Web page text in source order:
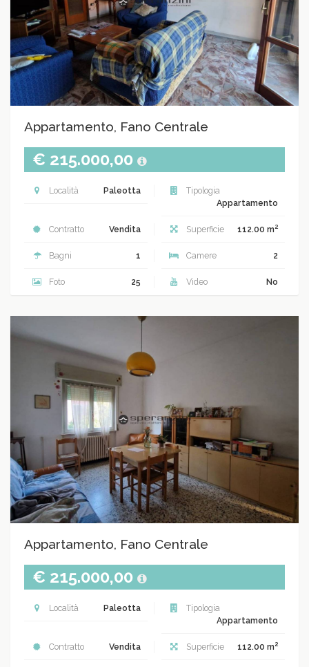
Appartamento, Fano Centrale
€ 215.000,00
Località Paleotta
Tipologia
Appartamento
Contratto Vendita Superficie 112.00 m2
Bagni 1 Camere 2
Foto 25 Video No
Appartamento, Fano Centrale
€ 215.000,00
Località Paleotta
Tipologia
Appartamento
Contratto Vendita Superficie 112.00 m2